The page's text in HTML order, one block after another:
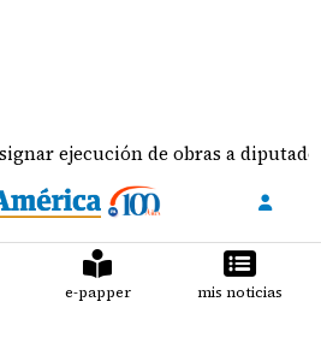
de obras a diputados
e-papper mis noticias